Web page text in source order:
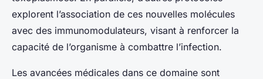
explorent l’association de ces nouvelles molécules
avec des immunomodulateurs, visant à renforcer la
capacité de l’organisme à combattre l’infection.
Les avancées médicales dans ce domaine sont